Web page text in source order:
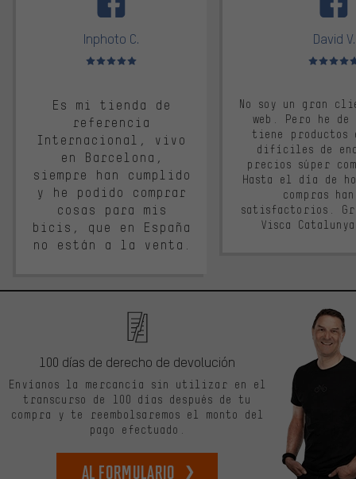
Inphoto C.
Valoración media: 5 de 5
Es mi tienda de
referencia
Internacional, vivo
en Barcelona,
siempre han cumplido
y he podido comprar
cosas para mis
bicis, que en España
no están a la venta.
David V.
Valoración
No soy un gran
web. Pero he
tiene productos
difíciles de
precios súper
Hasta el día de
compras
satisfactorios.
Visca
100 días de derecho de devolución
Envíanos la mercancía sin utilizar en el
transcurso de 100 días después de tu
compra y te reembolsaremos el monto del
pago efectuado.
Al formulario